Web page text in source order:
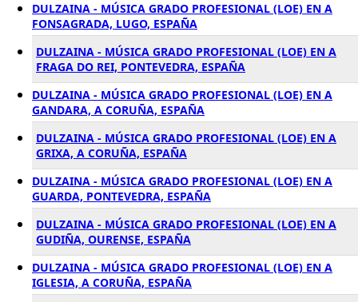
DULZAINA - MÚSICA GRADO PROFESIONAL (LOE) EN A
FONSAGRADA, LUGO, ESPAÑA
DULZAINA - MÚSICA GRADO PROFESIONAL (LOE) EN A
FRAGA DO REI, PONTEVEDRA, ESPAÑA
DULZAINA - MÚSICA GRADO PROFESIONAL (LOE) EN A
GANDARA, A CORUÑA, ESPAÑA
DULZAINA - MÚSICA GRADO PROFESIONAL (LOE) EN A
GRIXA, A CORUÑA, ESPAÑA
DULZAINA - MÚSICA GRADO PROFESIONAL (LOE) EN A
GUARDA, PONTEVEDRA, ESPAÑA
DULZAINA - MÚSICA GRADO PROFESIONAL (LOE) EN A
GUDIÑA, OURENSE, ESPAÑA
DULZAINA - MÚSICA GRADO PROFESIONAL (LOE) EN A
IGLESIA, A CORUÑA, ESPAÑA